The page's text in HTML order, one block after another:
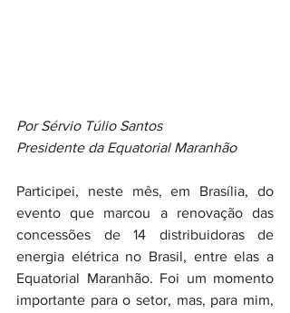
Por Sérvio Túlio Santos
Presidente da Equatorial Maranhão
Participei, neste mês, em Brasília, do
evento que marcou a renovação das
concessões de 14 distribuidoras de
energia elétrica no Brasil, entre elas a
Equatorial Maranhão. Foi um momento
importante para o setor, mas, para mim,